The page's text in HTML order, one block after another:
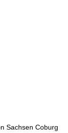
Sachsen Coburg